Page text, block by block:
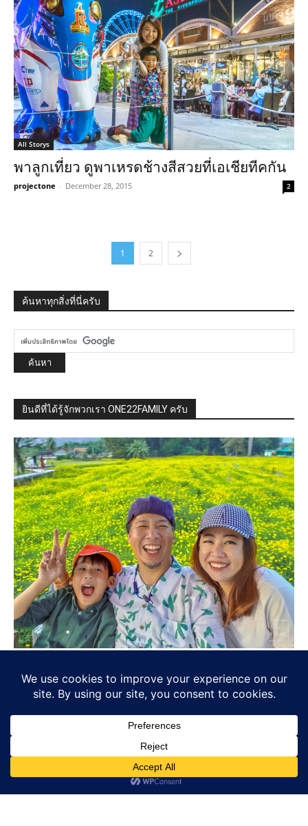
All Storys
พาลูกเที่ยว ดูพาเหรดช้างสีสวยที่เอเชียทีคกัน
projectone - December 28, 2015 2
1 2
ค้นหาทุกสิ่งที่นี่ครับ
ยินดีที่ได้รู้จักพวกเรา ONE22FAMILY ครับ
one22.com เป็นเว็บที่เกิดขึ้นเพื่อแชร์บทความการเดินทางท่องเที่ยว
หรือ เนื้อหาที่เกี่ยวข้องจากประสบการณ์การเดินทาง สมัยแรกๆยัง
เดินทางคนเดียว หรือไปกับเพื่อน ปัจจุบันเป็น Family Bloggger เต็ม
ตัวมีภรรยาที่น่ารัก คอยสนับสนุนให้ทำสิ่งที่เรารัก และมี "ปัน" เด็ก
น้อยมหัศจรรย์ของบ้านเรา ซึ่งก็เป็นตัวละครหลักในแทบทุกรีวิวของ
ผมเอง
เกริ่นมาขนาดนี้ก็หวังว่าทุกคนจะมีความสุขกับทุกตัวอักษร ทุกภาพ
และทุก Clip จากพวกเรานะครับ